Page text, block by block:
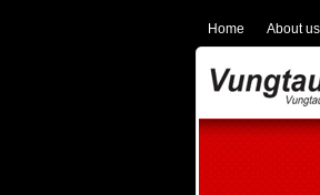
Home About us